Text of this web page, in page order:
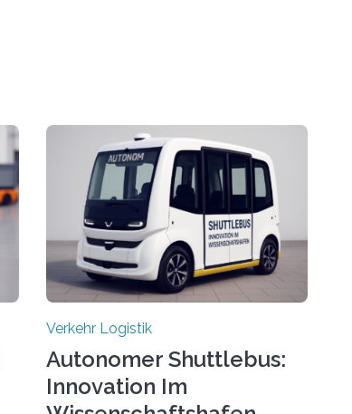
Verkehr Logistik
Autonomer Shuttlebus:
Innovation Im